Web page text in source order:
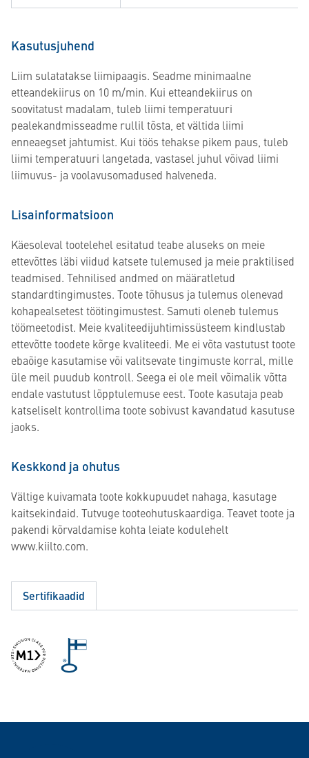
Kasutusjuhend
Liim sulatatakse liimipaagis. Seadme minimaalne
etteandekiirus on 10 m/min. Kui etteandekiirus on
soovitatust madalam, tuleb liimi temperatuuri
pealekandmisseadme rullil tõsta, et vältida liimi
enneaegset jahtumist. Kui töös tehakse pikem paus, tuleb
liimi temperatuuri langetada, vastasel juhul võivad liimi
liimuvus- ja voolavusomadused halveneda.
Lisainformatsioon
Käesoleval tootelehel esitatud teabe aluseks on meie
ettevõttes läbi viidud katsete tulemused ja meie praktilised
teadmised. Tehnilised andmed on määratletud
standardtingimustes. Toote tõhusus ja tulemus olenevad
kohapealsetest töötingimustest. Samuti oleneb tulemus
töömeetodist. Meie kvaliteedijuhtimissüsteem kindlustab
ettevõtte toodete kõrge kvaliteedi. Me ei võta vastutust toote
ebaõige kasutamise või valitsevate tingimuste korral, mille
üle meil puudub kontroll. Seega ei ole meil võimalik võtta
endale vastutust lõpptulemuse eest. Toote kasutaja peab
katseliselt kontrollima toote sobivust kavandatud kasutuse
jaoks.
Keskkond ja ohutus
Vältige kuivamata toote kokkupuudet nahaga, kasutage
kaitsekindaid. Tutvuge tooteohutuskaardiga. Teavet toote ja
pakendi kõrvaldamise kohta leiate kodulehelt
www.kiilto.com.
Sertifikaadid